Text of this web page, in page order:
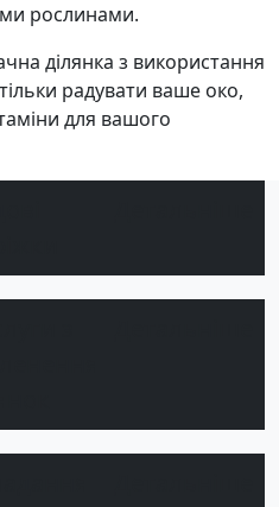
рослинами.
ділянка з використання
радувати ваше око,
для вашого